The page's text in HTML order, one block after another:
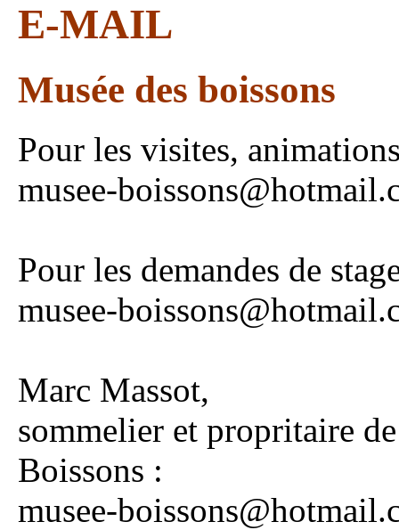
E-MAIL
Musée des boissons
Pour les visites,
musee-
Pour les demandes de
musee-
Marc Massot,
sommelier et propritaire
Boissons :
musee-